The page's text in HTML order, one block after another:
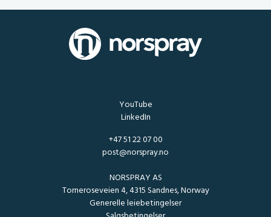
YouTube
LinkedIn
+47 51 22 07 00
post@norspray.no
NORSPRAY AS
Torneroseveien 4, 4315 Sandnes, Norway
Generelle leiebetingelser